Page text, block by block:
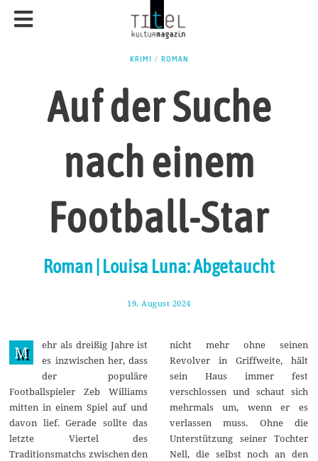
KRIMI / ROMAN
Auf der Suche
nach einem
Football-Star
Roman | Louisa Luna: Abgetaucht
19. August 2024
p
t
e
b
e
r
2
2
M
ehr als dreißig Jahre ist
es inzwischen her, dass
der populäre
Footballspieler Zeb Williams
mitten in einem Spiel auf und
davon lief. Gerade sollte das
letzte Viertel des
Traditionsmatchs zwischen den
nicht mehr ohne seinen
Revolver in Griffweite, hält
sein Haus immer fest
verschlossen und schaut sich
mehrmals um, wenn er es
verlassen muss. Ohne die
Unterstützung seiner Tochter
Nell, die selbst noch an den